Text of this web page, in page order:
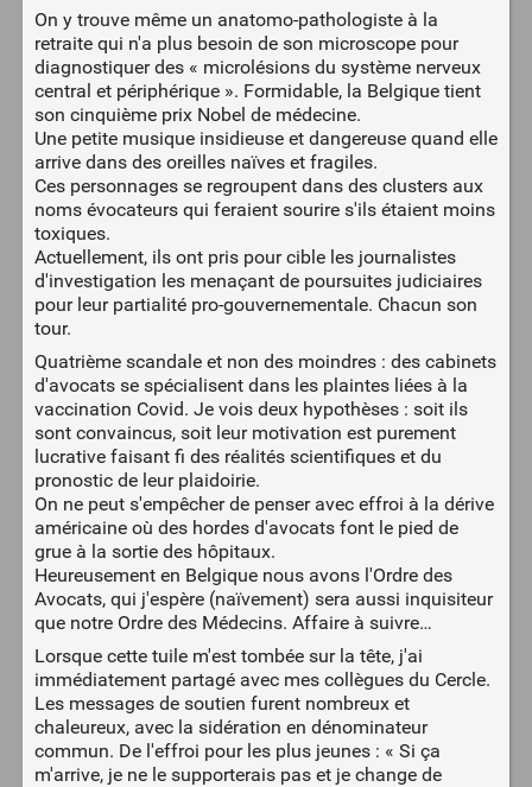
On y trouve même un anatomo-pathologiste à la
retraite qui n'a plus besoin de son microscope pour
diagnostiquer des « microlésions du système nerveux
central et périphérique ». Formidable, la Belgique tient
son cinquième prix Nobel de médecine.
Une petite musique insidieuse et dangereuse quand elle
arrive dans des oreilles naïves et fragiles.
Ces personnages se regroupent dans des clusters aux
noms évocateurs qui feraient sourire s'ils étaient moins
toxiques.
Actuellement, ils ont pris pour cible les journalistes
d'investigation les menaçant de poursuites judiciaires
pour leur partialité pro-gouvernementale. Chacun son
tour.
Quatrième scandale et non des moindres : des cabinets
d'avocats se spécialisent dans les plaintes liées à la
vaccination Covid. Je vois deux hypothèses : soit ils
sont convaincus, soit leur motivation est purement
lucrative faisant fi des réalités scientifiques et du
pronostic de leur plaidoirie.
On ne peut s'empêcher de penser avec effroi à la dérive
américaine où des hordes d'avocats font le pied de
grue à la sortie des hôpitaux.
Heureusement en Belgique nous avons l'Ordre des
Avocats, qui j'espère (naïvement) sera aussi inquisiteur
que notre Ordre des Médecins. Affaire à suivre…
Lorsque cette tuile m'est tombée sur la tête, j'ai
immédiatement partagé avec mes collègues du Cercle.
Les messages de soutien furent nombreux et
chaleureux, avec la sidération en dénominateur
commun. De l'effroi pour les plus jeunes : « Si ça
m'arrive, je ne le supporterais pas et je change de